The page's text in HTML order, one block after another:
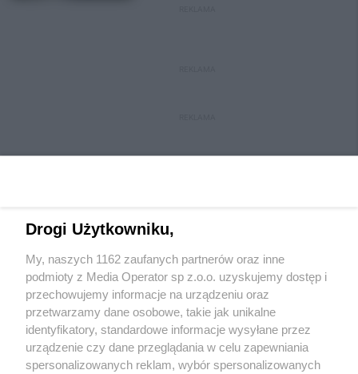
Wydawca mediówlokalnych
Drogi Użytkowniku,
My, naszych 1162 zaufanych partnerów oraz inne
podmioty z Media Operator sp z.o.o. uzyskujemy dostęp i
przechowujemy informacje na urządzeniu oraz
przetwarzamy dane osobowe, takie jak unikalne
identyfikatory, standardowe informacje wysyłane przez
urządzenie czy dane przeglądania w celu zapewniania
spersonalizowanych reklam, wybór spersonalizowanych